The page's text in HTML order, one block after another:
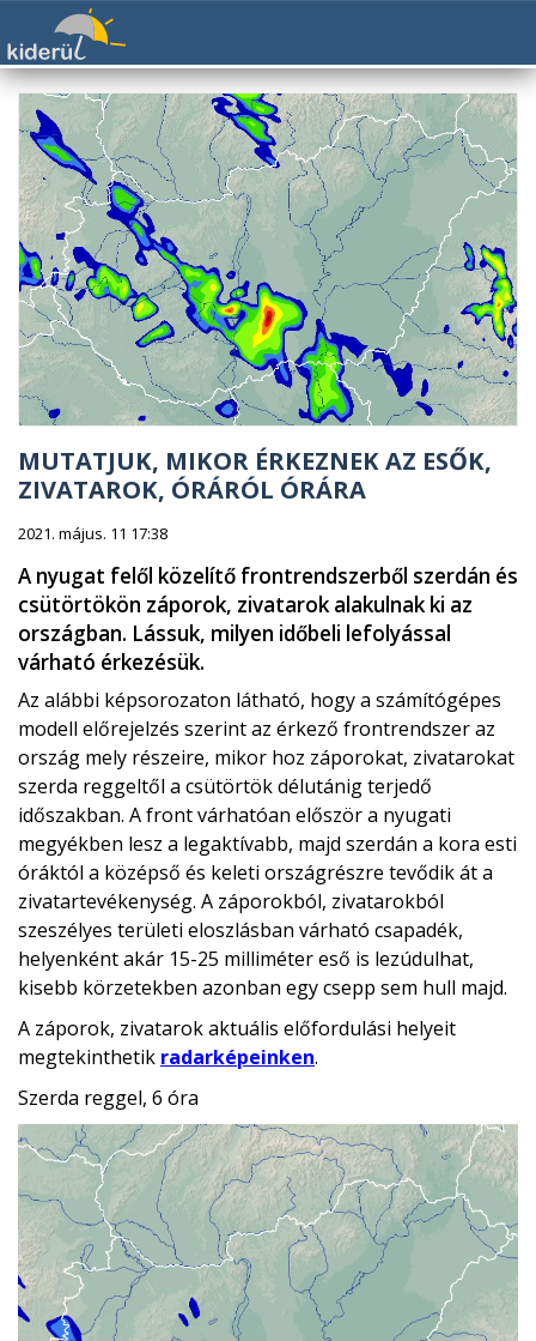
MUTATJUK, MIKOR ÉRKEZNEK AZ ESŐK,
ZIVATAROK, ÓRÁRÓL ÓRÁRA
2021. május. 11 17:38
A nyugat felől közelítő frontrendszerből szerdán és
csütörtökön záporok, zivatarok alakulnak ki az
országban. Lássuk, milyen időbeli lefolyással
várható érkezésük.
Az alábbi képsorozaton látható, hogy a számítógépes
modell előrejelzés szerint az érkező frontrendszer az
ország mely részeire, mikor hoz záporokat, zivatarokat
szerda reggeltől a csütörtök délutánig terjedő
időszakban. A front várhatóan először a nyugati
megyékben lesz a legaktívabb, majd szerdán a kora esti
óráktól a középső és keleti országrészre tevődik át a
zivatartevékenység. A záporokból, zivatarokból
szeszélyes területi eloszlásban várható csapadék,
helyenként akár 15-25 milliméter eső is lezúdulhat,
kisebb körzetekben azonban egy csepp sem hull majd.
A záporok, zivatarok aktuális előfordulási helyeit
megtekinthetik radarképeinken.
Szerda reggel, 6 óra